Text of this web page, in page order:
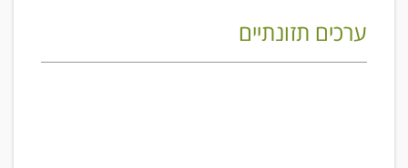
ערכים תזונתיים